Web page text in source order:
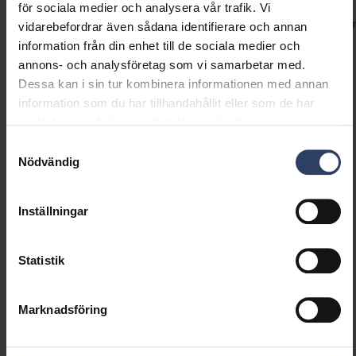
för sociala medier och analysera vår trafik. Vi
vidarebefordrar även sådana identifierare och annan
information från din enhet till de sociala medier och
annons- och analysföretag som vi samarbetar med.
Dessa kan i sin tur kombinera informationen med annan
information som du har tillhandahållit eller som de har
Nödvändig
Inställningar
Statistik
Marknadsföring
Enkel och omedelbart färdig plug & play-
installation. Sticktransformator med on/off-
brytare på kabeln. För inomhusbruk.
Koder Produktversioner Nedladdningar Teknisk
Produktkoder
GTIN
6435200282712